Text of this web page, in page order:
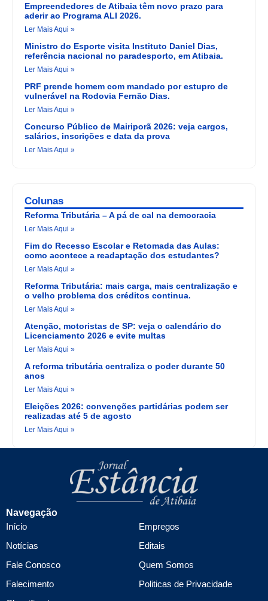
Empreendedores de Atibaia têm novo prazo para
aderir ao Programa ALI 2026.
Ler Mais Aqui »
Ministro do Esporte visita Instituto Daniel Dias,
referência nacional no paradesporto, em Atibaia.
Ler Mais Aqui »
PRF prende homem com mandado por estupro de
vulnerável na Rodovia Fernão Dias.
Ler Mais Aqui »
Concurso Público de Mairiporã 2026: veja cargos,
salários, inscrições e data da prova
Ler Mais Aqui »
Colunas
Reforma Tributária – A pá de cal na democracia
Ler Mais Aqui »
Fim do Recesso Escolar e Retomada das Aulas:
como acontece a readaptação dos estudantes?
Ler Mais Aqui »
Reforma Tributária: mais carga, mais centralização e
o velho problema dos créditos continua.
Ler Mais Aqui »
Atenção, motoristas de SP: veja o calendário do
Licenciamento 2026 e evite multas
Ler Mais Aqui »
A reforma tributária centraliza o poder durante 50
anos
Ler Mais Aqui »
Eleições 2026: convenções partidárias podem ser
realizadas até 5 de agosto
Ler Mais Aqui »
Navegação
Início
Notícias
Fale Conosco
Falecimento
Empregos
Editais
Quem Somos
Politicas de Privacidade